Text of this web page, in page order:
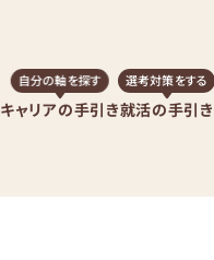
キャリアの手引き
自分の軸を探す
就活の手引き
選考対策をする